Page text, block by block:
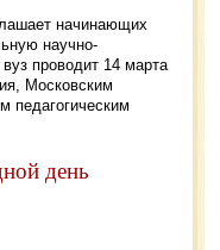
начинающих
научно-
проводит 14 марта
Московским
педагогическим
день